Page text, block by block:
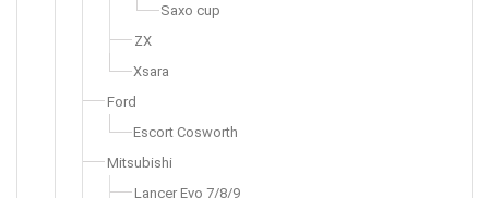
Saxo cup
ZX
Xsara
Ford
Escort Cosworth
Mitsubishi
Lancer Evo 7/8/9